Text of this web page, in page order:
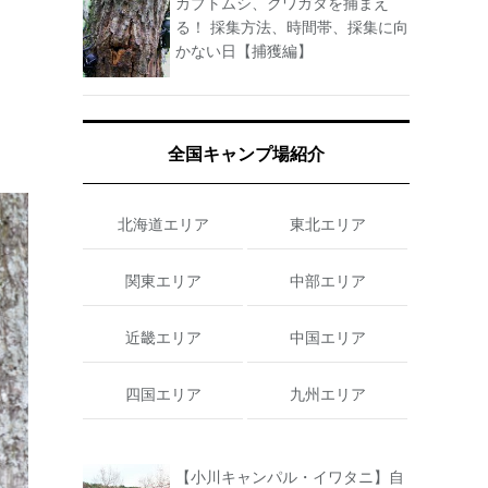
る！ 採集方法、時間帯、採集に向
かない日【捕獲編】
全国キャンプ場紹介
北海道エリア 東北エリア
関東エリア 中部エリア
近畿エリア 中国エリア
四国エリア 九州エリア
【小川キャンパル・イワタニ】自